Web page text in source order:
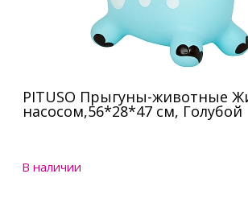
PITUSO Прыгуны-животные
насосом,56*28*47 см, Голубой
В наличии